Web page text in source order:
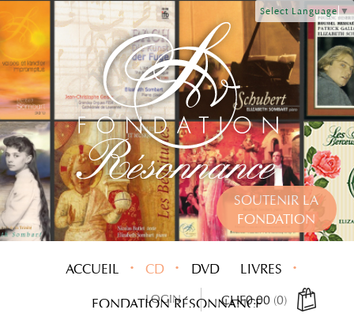
Select Language ▼
SOUTENIR LA
FONDATION
ACCUEIL CD DVD LIVRES
FONDATION RÉSONNANCE
CHF0.00 (0)
LOGIN